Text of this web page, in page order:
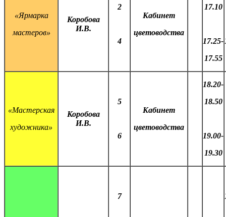
«Ярмарка
мастеров»
Коробова
И.В.
2
4
Кабинет
цветоводства
17.10
17.25-
17.55
«Мастерская
художника»
Коробова
И.В.
5
6
Кабинет
цветоводства
18.20-
18.50
19.00-
19.30
7